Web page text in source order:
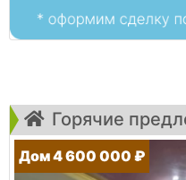
Горячие
Дом 4 600 000 ₽